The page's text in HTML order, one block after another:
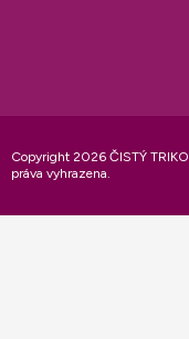
Copyright 2026 ČISTÝ TRIKO
práva vyhrazena.